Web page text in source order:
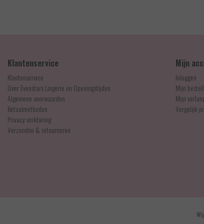
Klantenservice
Klantenservice
Over Evenstars Lingerie en Openingstijden
Algemene voorwaarden
Betaalmethoden
Privacy verklaring
Verzenden & retourneren
Mijn
Inloggen
Mijn
Mijn
Vergelijk
RSS